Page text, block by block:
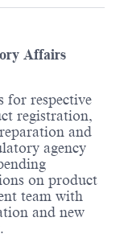
Affairs
for respective
registration,
and
agency
on product
team with
and new